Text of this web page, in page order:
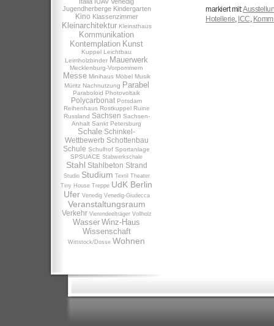
Jugendherberge Kindergarten
Kino Klassenzimmer
Kleinarchitektur Kleinsthaus
Kommunikation
Kontemplation Kunst
Kuppel Leichtbau
Leimholzbinder Mauerwerk
Mecklenburg-Vorpommern
Messe Minihaus Möbel Musik
Müritz Nachnutzung Parabel
Paraboloid Photovoltaik
Polycarbonat Potsdam
Reihenhaus Rostkuppel Ruine
Russland Sachsen Sachsen-
Anhalt Sankt Petersburg
Schale Schinkel-
Wettbewerb Schottenbau
Schule Schulhof Sportanlage
SPSUACE Stabwerkschale
Stahl Stahlbeton Strand
Studio Studium Textil Theater
Tiny House Treppe UdK Berlin
Ufer Venedig Venedig-Giudecca
Veranstaltungsraum
Verkehr Vierendeelträger Vollholz
Wasser Winz-Haus
Wissenschaft
Wittstock/Dosse Wohnen
markiert mit:
Hotellerie, ICC,